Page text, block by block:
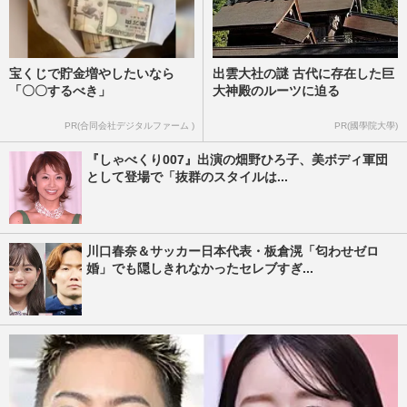
宝くじで貯金増やしたいなら
「〇〇するべき」
PR(合同会社デジタルファーム )
出雲大社の謎 古代に存在した巨
大神殿のルーツに迫る
PR(國學院大學)
『しゃべくり007』出演の畑野ひろ子、美ボディ軍団
として登場で「抜群のスタイルは...
川口春奈＆サッカー日本代表・板倉滉「匂わせゼロ
婚」でも隠しきれなかったセレブすぎ...